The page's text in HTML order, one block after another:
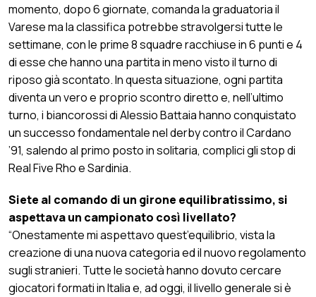
momento, dopo 6 giornate, comanda la graduatoria il
Varese ma la classifica potrebbe stravolgersi tutte le
settimane, con le prime 8 squadre racchiuse in 6 punti e 4
di esse che hanno una partita in meno visto il turno di
riposo già scontato. In questa situazione, ogni partita
diventa un vero e proprio scontro diretto e, nell’ultimo
turno, i biancorossi di Alessio Battaia hanno conquistato
un successo fondamentale nel derby contro il Cardano
’91, salendo al primo posto in solitaria, complici gli stop di
Real Five Rho e Sardinia.
Siete al comando di un girone equilibratissimo, si
aspettava un campionato così livellato?
“Onestamente mi aspettavo quest’equilibrio, vista la
creazione di una nuova categoria ed il nuovo regolamento
sugli stranieri. Tutte le società hanno dovuto cercare
giocatori formati in Italia e, ad oggi, il livello generale si è